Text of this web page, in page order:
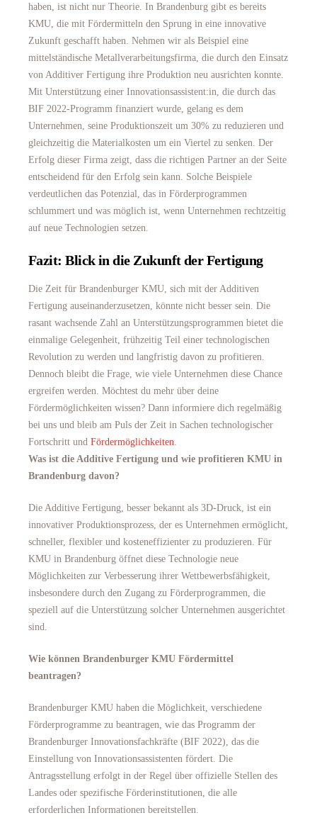
haben, ist nicht nur Theorie. In Brandenburg gibt es bereits
KMU, die mit Fördermitteln den Sprung in eine innovative
Zukunft geschafft haben. Nehmen wir als Beispiel eine
mittelständische Metallverarbeitungsfirma, die durch den Einsatz
von Additiver Fertigung ihre Produktion neu ausrichten konnte.
Mit Unterstützung einer Innovationsassistent:in, die durch das
BIF 2022-Programm finanziert wurde, gelang es dem
Unternehmen, seine Produktionszeit um 30% zu reduzieren und
gleichzeitig die Materialkosten um ein Viertel zu senken. Der
Erfolg dieser Firma zeigt, dass die richtigen Partner an der Seite
entscheidend für den Erfolg sein kann. Solche Beispiele
verdeutlichen das Potenzial, das in Förderprogrammen
schlummert und was möglich ist, wenn Unternehmen rechtzeitig
auf neue Technologien setzen.
Fazit: Blick in die Zukunft der Fertigung
Die Zeit für Brandenburger KMU, sich mit der Additiven
Fertigung auseinanderzusetzen, könnte nicht besser sein. Die
rasant wachsende Zahl an Unterstützungsprogrammen bietet die
einmalige Gelegenheit, frühzeitig Teil einer technologischen
Revolution zu werden und langfristig davon zu profitieren.
Dennoch bleibt die Frage, wie viele Unternehmen diese Chance
ergreifen werden. Möchtest du mehr über deine
Fördermöglichkeiten wissen? Dann informiere dich regelmäßig
bei uns und bleib am Puls der Zeit in Sachen technologischer
Fortschritt und Fördermöglichkeiten
Was ist die Additive Fertigung und wie profitieren KMU in
Brandenburg davon?
Die Additive Fertigung, besser bekannt als 3D-Druck, ist ein
innovativer Produktionsprozess, der es Unternehmen ermöglicht,
schneller, flexibler und kosteneffizienter zu produzieren. Für
KMU in Brandenburg öffnet diese Technologie neue
Möglichkeiten zur Verbesserung ihrer Wettbewerbsfähigkeit,
insbesondere durch den Zugang zu Förderprogrammen, die
speziell auf die Unterstützung solcher Unternehmen ausgerichtet
sind.
Wie können Brandenburger KMU Fördermittel
beantragen?
Brandenburger KMU haben die Möglichkeit, verschiedene
Förderprogramme zu beantragen, wie das Programm der
Brandenburger Innovationsfachkräfte (BIF 2022), das die
Einstellung von Innovationsassistenten fördert. Die
Antragsstellung erfolgt in der Regel über offizielle Stellen des
Landes oder spezifische Förderinstitutionen, die alle
erforderlichen Informationen bereitstellen.